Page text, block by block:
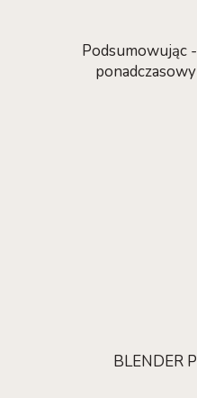
Podsumowując
BLENDER